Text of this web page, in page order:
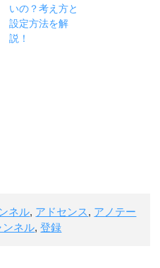
いの？考え方と
設定方法を解
説！
ネル, アドセンス, アノテー
ンネル,登録